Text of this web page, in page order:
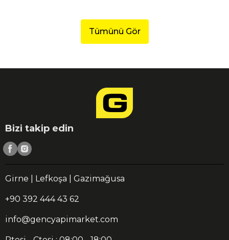
Tümünü Gör
Bizi takip edin
Girne | Lefkoşa | Gazimağusa
+90 392 444 43 62
info@gencyapimarket.com